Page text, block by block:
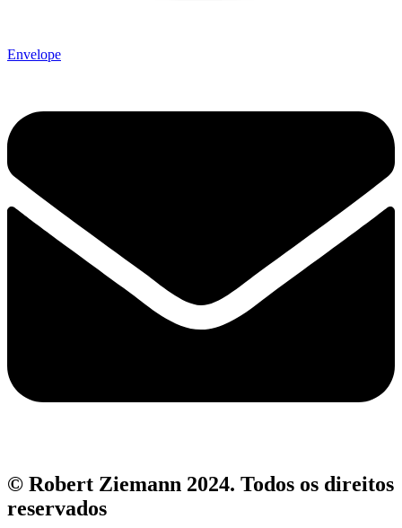
Envelope
© Robert Ziemann 2024. Todos os direitos
reservados